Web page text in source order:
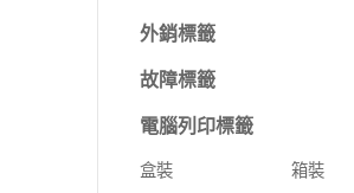
外銷標籤
故障標籤
電腦列印標籤
盒裝 箱裝